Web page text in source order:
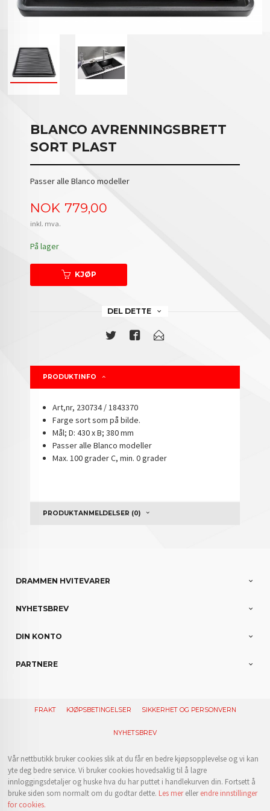
BLANCO AVRENNINGSBRETT
SORT PLAST
Passer alle Blanco modeller
Pris
NOK 779,00
inkl. mva.
På lager
KJØP
DEL DETTE
PRODUKTINFO
Art,nr, 230734 / 1843370
Farge sort som på bilde.
Mål; D: 430 x B; 380 mm
Passer alle Blanco modeller
Max. 100 grader C, min. 0 grader
PRODUKTANMELDELSER (0)
DRAMMEN HVITEVARER
NYHETSBREV
DIN KONTO
PARTNERE
FRAKT KJØPSBETINGELSER SIKKERHET OG PERSONVERN
NYHETSBREV
Vår nettbutikk bruker cookies slik at du får en bedre kjøpsopplevelse og vi kan
yte deg bedre service. Vi bruker cookies hovedsaklig til å lagre
innloggingsdetaljer og huske hva du har puttet i handlekurven din. Fortsett å
bruke siden som normalt om du godtar dette. Les merellerendre innstillinger
for cookies.